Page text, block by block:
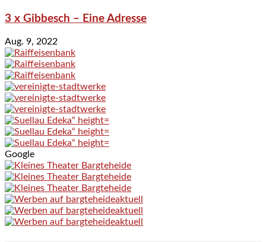
3 x Gibbesch – Eine Adresse
Aug. 9, 2022
Google